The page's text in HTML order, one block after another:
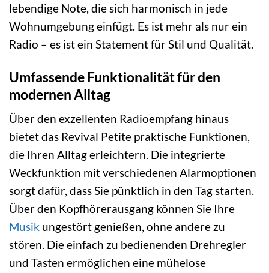
lebendige Note, die sich harmonisch in jede
Wohnumgebung einfügt. Es ist mehr als nur ein
Radio – es ist ein Statement für Stil und Qualität.
Umfassende Funktionalität für den
modernen Alltag
Über den exzellenten Radioempfang hinaus
bietet das Revival Petite praktische Funktionen,
die Ihren Alltag erleichtern. Die integrierte
Weckfunktion mit verschiedenen Alarmoptionen
sorgt dafür, dass Sie pünktlich in den Tag starten.
Über den Kopfhörerausgang können Sie Ihre
Musik ungestört genießen, ohne andere zu
stören. Die einfach zu bedienenden Drehregler
und Tasten ermöglichen eine mühelose